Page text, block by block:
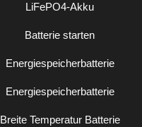
LiFePO4-Akku
Batterie starten
Energiespeicherbatterie
Energiespeicherbatterie
Breite Temperatur Batterie